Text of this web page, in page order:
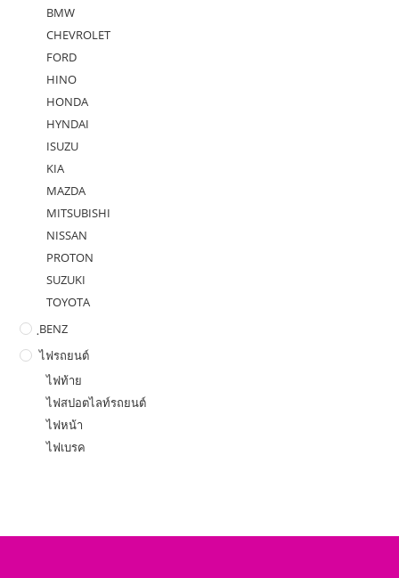
BMW
CHEVROLET
FORD
HINO
HONDA
HYNDAI
ISUZU
KIA
MAZDA
MITSUBISHI
NISSAN
PROTON
SUZUKI
TOYOTA
ฺBENZ
ไฟรถยนต์
ไฟท้าย
ไฟสปอตไลท์รถยนต์
ไฟหน้า
ไฟเบรค